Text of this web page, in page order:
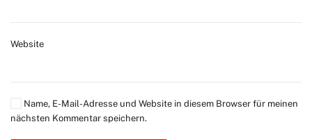
Website
Name, E-Mail-Adresse und Website in diesem Browser für meinen
nächsten Kommentar speichern.